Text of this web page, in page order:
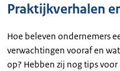
Praktijkverhalen
Hoe beleven ondernemers
verwachtingen vooraf en
op? Hebben zij nog tips